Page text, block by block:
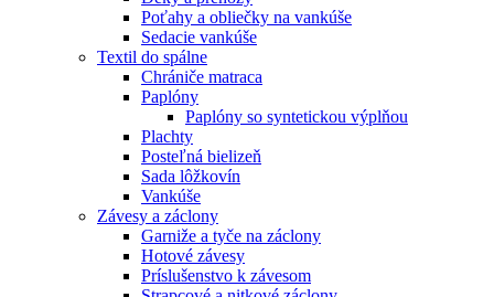
Poťahy a obliečky na vankúše
Sedacie vankúše
Textil do spálne
Chrániče matraca
Paplóny
Paplóny so syntetickou výplňou
Plachty
Posteľná bielizeň
Sada lôžkovín
Vankúše
Závesy a záclony
Garniže a tyče na záclony
Hotové závesy
Príslušenstvo k závesom